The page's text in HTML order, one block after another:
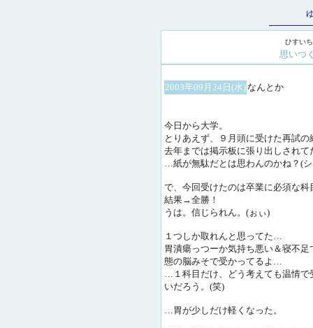
ひすい
思いつ
2003年09月24日(水) なんとか
今日から大学。
とりあえず、９月頭に受けた再試
去年までは掲示板に張り出しされ
…紙が無駄だとは思わんのかね？(
で、今回受けたのは卒業に必須な
結果→全勝！
うは。信じられん。(ぉぃ)
１つしか取れんと思ってた…
胃潰瘍っつーか気持ち悪い＆寝不
態の脳みそで受かってるよ…
…１科目だけ、どう考えても温情で
いだろう。(笑)
…胃が少しだけ軽くなった。